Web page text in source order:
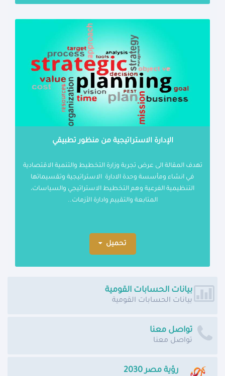
الإدارة الاستراتيجية من منظور تطبيقي
تهدف المقالة الى عرض تجربة وزارة التخطيط والتنمية الاقتصادية
في انشاء ومأسسة وحدة الادارة الاستراتيجية وتقسيماتها
التنظيمية الفرعية وهم التخطيط الاستراتيجي والسياسات،
المتابعة والتقييم وادارة الأزمات..
تحميل
بيانات الحسابات القومية
بيانات الحسابات القومية
تواصل معنا
تواصل معنا
رؤية مصر 2030